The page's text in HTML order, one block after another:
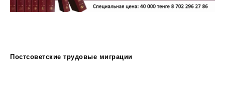
Постсоветские трудовые миграции